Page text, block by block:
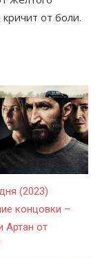
от боли.
(2023)
концовки –
Артан от